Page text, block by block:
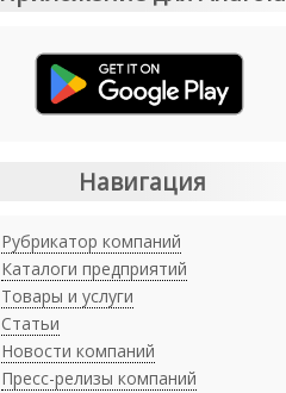
Навигация
Рубрикатор компаний
Каталоги предприятий
Товары и услуги
Статьи
Новости компаний
Пресс-релизы компаний